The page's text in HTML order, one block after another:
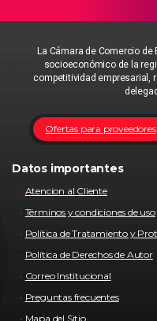
La Cámara de Comercio
socioeconómico de la
competitividad empresarial,
Ofertas para proveedores
Datos importantes
Atencion al Cliente
Términos y condiciones de uso
Política de Tratamiento y
Política de Derechos de Autor
Correo Institucional
Preguntas frecuentes
Mapa del Sitio